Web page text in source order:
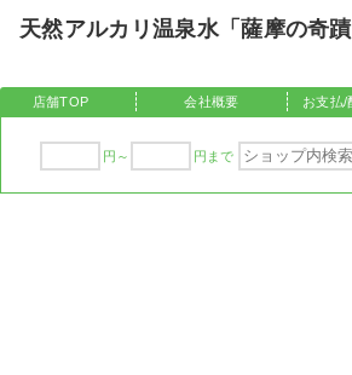
天然アルカリ温泉水「薩摩の奇蹟
店舗TOP 会社概要 お支払/